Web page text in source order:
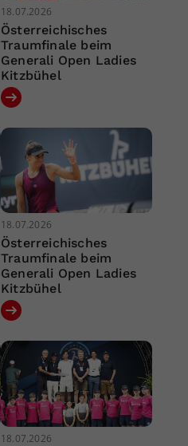
18.07.2026
Österreichisches
Traumfinale beim
Generali Open Ladies
Kitzbühel
18.07.2026
Österreichisches
Traumfinale beim
Generali Open Ladies
Kitzbühel
18.07.2026